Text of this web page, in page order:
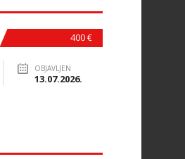
400 €
OBJAVLJEN
13.07.2026.